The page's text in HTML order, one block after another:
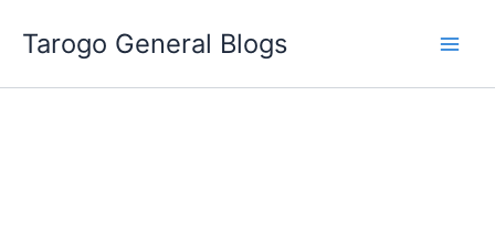
要
Tarogo General Blogs